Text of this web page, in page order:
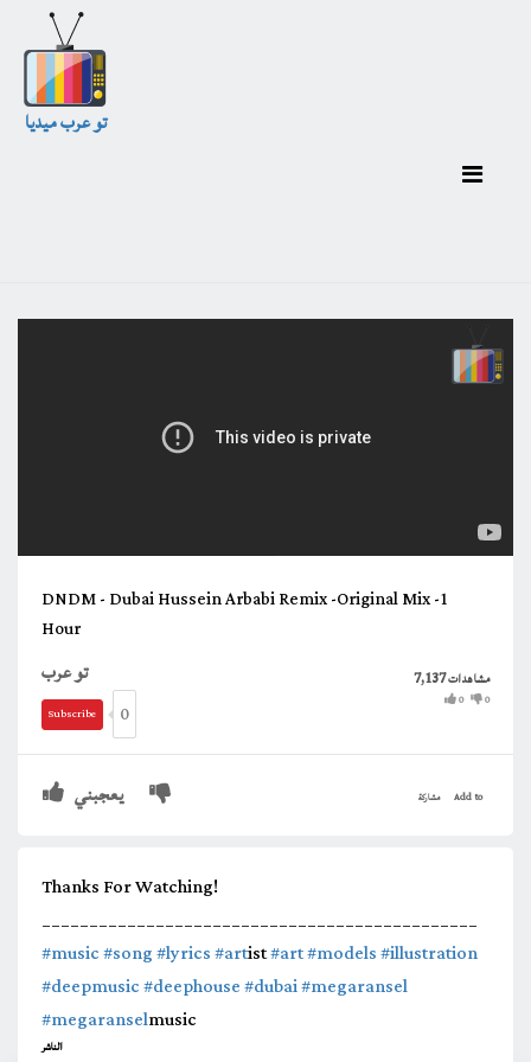
تو عرب ميديا
DNDM - Dubai Hussein Arbabi Remix -Original Mix -1
Hour
تو عرب
Subscribe 0
7,137مشاهدات
0 0
يعجبني Add to مشاركة
Thanks For Watching!
______________________________________________
#music#song#lyrics#artist#art#models#illustration
#deepmusic#deephouse#dubai#megaransel
#megaranselmusic
الناشر